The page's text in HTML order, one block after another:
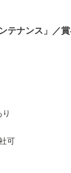
テナンス」／
可